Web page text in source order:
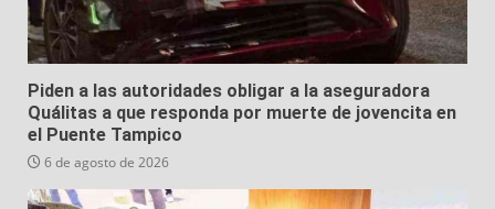
Piden a las autoridades obligar a la aseguradora
Quálitas a que responda por muerte de jovencita en
el Puente Tampico
6 de agosto de 2026